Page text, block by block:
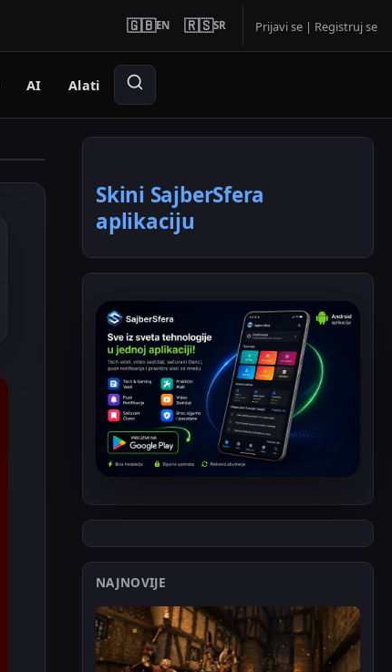
🇬🇧EN 🇷🇸SR Prijavi se | Registruj se
AI Alati
Skini SajberSfera
aplikaciju
NAJNOVIJE